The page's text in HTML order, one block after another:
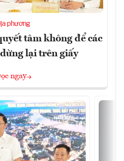
phương
tâm không để các
lại trên giấy
ngay